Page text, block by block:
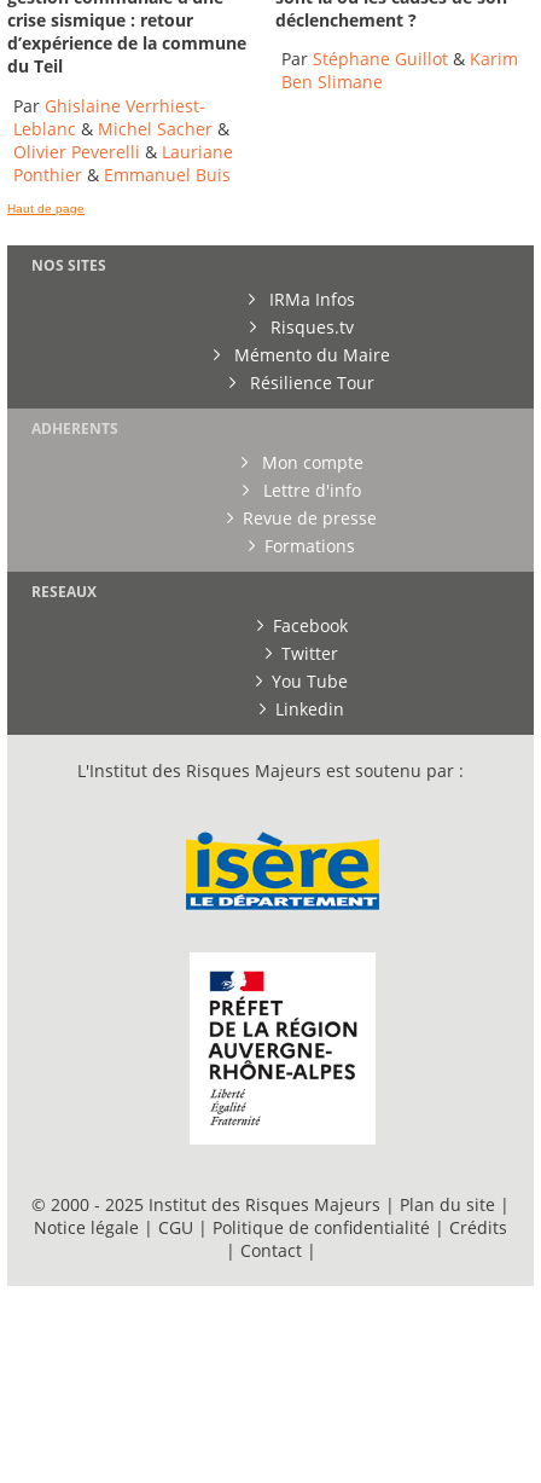
crise sismique : retour
d’expérience de la commune
du Teil
Par Ghislaine Verrhiest-
Leblanc & Michel Sacher &
Olivier Peverelli & Lauriane
Ponthier & Emmanuel Buis
déclenchement ?
ParStéphane Guillot & Karim
Ben Slimane
Haut de page
NOS SITES
IRMa Infos
Risques.tv
Mémento du Maire
Résilience Tour
ADHERENTS
Mon compte
Lettre d'info
Revue de presse
Formations
RESEAUX
Facebook
Twitter
You Tube
Linkedin
L'Institut des Risques Majeurs est soutenu par :
© 2000 - 2025 Institut des Risques Majeurs | Plan du site |
Notice légale | CGU | Politique de confidentialité | Crédits
| Contact |